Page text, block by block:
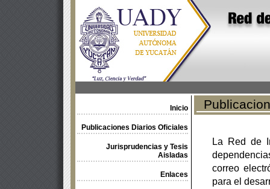
Inicio
Publicaciones Diarios Oficiales
Jurisprudencias y Tesis
Aisladas
Enlaces
La Red de
correo
para el